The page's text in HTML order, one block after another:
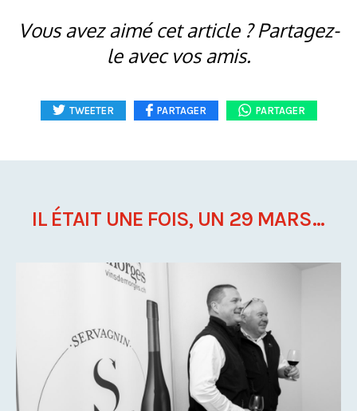
Vous avez aimé cet article ? Partagez-
le avec vos amis.
TWEETER PARTAGER PARTAGER
IL ÉTAIT UNE FOIS, UN 29 MARS...